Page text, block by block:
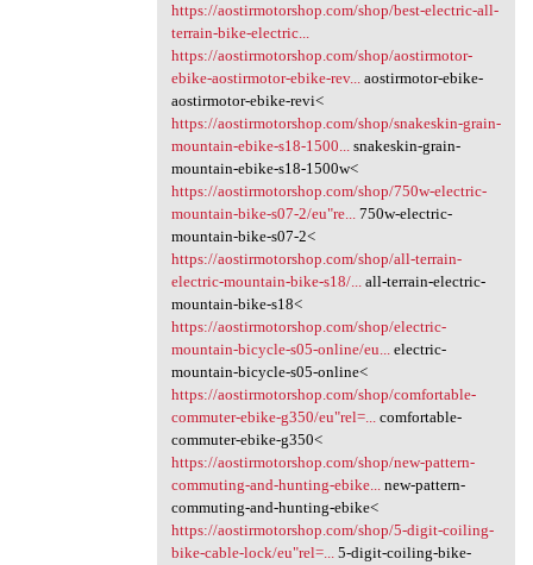
https://aostirmotorshop.com/shop/best-electric-all-
terrain-bike-electric...
https://aostirmotorshop.com/shop/aostirmotor-
ebike-aostirmotor-ebike-rev...aostirmotor-ebike-
aostirmotor-ebike-revi<
https://aostirmotorshop.com/shop/snakeskin-grain-
mountain-ebike-s18-1500...snakeskin-grain-
mountain-ebike-s18-1500w<
https://aostirmotorshop.com/shop/750w-electric-
mountain-bike-s07-2/eu"re...750w-electric-
mountain-bike-s07-2<
https://aostirmotorshop.com/shop/all-terrain-
electric-mountain-bike-s18/...all-terrain-electric-
mountain-bike-s18<
https://aostirmotorshop.com/shop/electric-
mountain-bicycle-s05-online/eu...electric-
mountain-bicycle-s05-online<
https://aostirmotorshop.com/shop/comfortable-
commuter-ebike-g350/eu"rel=...comfortable-
commuter-ebike-g350<
https://aostirmotorshop.com/shop/new-pattern-
commuting-and-hunting-ebike...new-pattern-
commuting-and-hunting-ebike<
https://aostirmotorshop.com/shop/5-digit-coiling-
bike-cable-lock/eu"rel=...5-digit-coiling-bike-